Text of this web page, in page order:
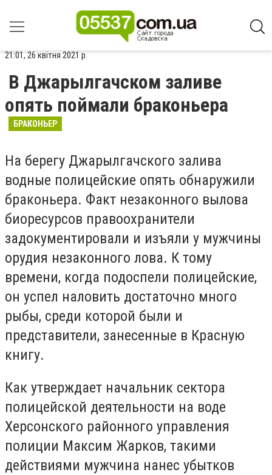
21:01, 26 квітня 2021 р.
В Джарылгачском заливе
опять поймали браконьера
БРАКОНЬЕР
На берегу Джарылгачского залива
водные полицейские опять обнаружили
браконьера. Факт незаконного вылова
биоресурсов правоохранители
задокументировали и изъяли у мужчины
орудия незаконного лова. К тому
времени, когда подоспели полицейские,
он успел наловить достаточно много
рыбы, среди которой были и
представители, занесенные в Красную
книгу.
Как утверждает начальник сектора
полицейской деятельности на воде
Херсонского районного управления
полиции Максим Жарков, такими
действиями мужчина нанес убытков